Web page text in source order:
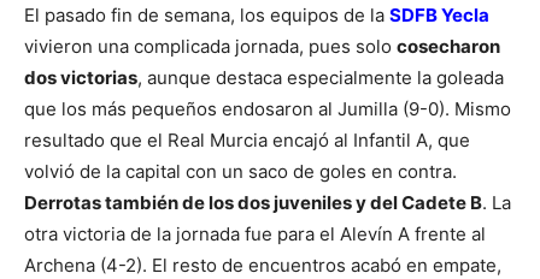
El pasado fin de semana, los equipos de la SDFB Yecla
vivieron una complicada jornada, pues solo cosecharon
dos victorias, aunque destaca especialmente la goleada
que los más pequeños endosaron al Jumilla (9-0). Mismo
resultado que el Real Murcia encajó al Infantil A, que
volvió de la capital con un saco de goles en contra.
Derrotas también de los dos juveniles y del Cadete B. La
otra victoria de la jornada fue para el Alevín A frente al
Archena (4-2). El resto de encuentros acabó en empate,